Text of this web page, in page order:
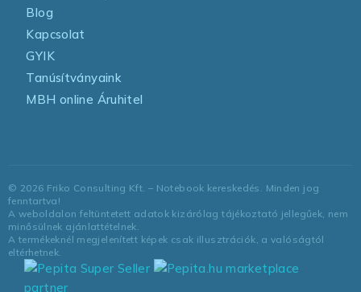
Blog
Kapcsolat
GYIK
Tanúsítványaink
MBH online Áruhitel
© 2026 Friko Consulting Kft. – Notebook kereskedés. Minden jog
fenntartva!
A weboldalon feltüntetett adatok kizárólag tájékoztató jellegűek, nem
minősülnek ajánlattételnek.
A termékeknél megjelenített képek csak illusztrációk, a valóságtól
eltérhetnek.
marketplace
partner